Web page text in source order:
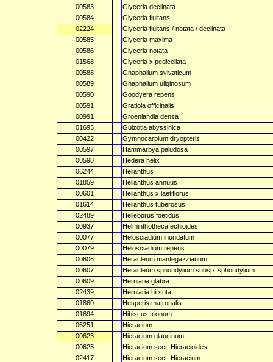
00583
Glyceria declinata
00584
Glyceria fluitans
02224
Glyceria fluitans / notata / declinata
00585
Glyceria maxima
00586
Glyceria notata
01568
Glyceria x pedicellata
00588
Gnaphalium sylvaticum
00589
Gnaphalium uliginosum
00590
Goodyera repens
00591
Gratiola officinalis
00991
Groenlandia densa
01693
Guizotia abyssinica
00422
Gymnocarpium dryopteris
00597
Hammarbya paludosa
00598
Hedera helix
06244
Helianthus
01859
Helianthus annuus
00601
Helianthus x laetiflorus
01614
Helianthus tuberosus
02489
Helleborus foetidus
00937
Helminthotheca echioides
00077
Helosciadium inundatum
00079
Helosciadium repens
00606
Heracleum mantegazzianum
00607
Heracleum sphondylium subsp. sphondylium
00609
Herniaria glabra
02439
Herniaria hirsuta
01860
Hesperis matronalis
01694
Hibiscus trionum
06251
Hieracium
00623
Hieracium glaucinum
00625
Hieracium sect. Hieracioides
02417
Hieracium sect. Hieracium